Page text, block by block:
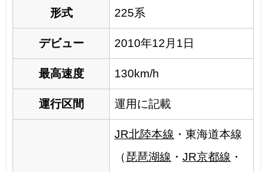
形式 225系
デビュー 2010年12月1日
最高速度 130km/h
運行区間 運用に記載
JR北陸本線 ・東海道本線
（琵琶湖線 ・JR京都線 ・